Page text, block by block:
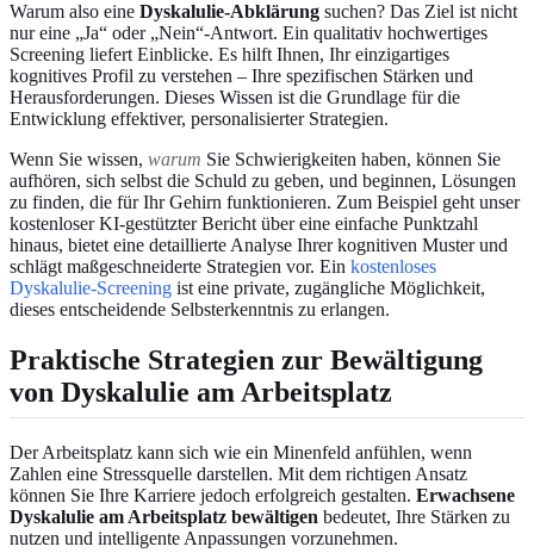
Warum also eine Dyskalulie-Abklärung suchen? Das Ziel ist nicht
nur eine „Ja“ oder „Nein“-Antwort. Ein qualitativ hochwertiges
Screening liefert Einblicke. Es hilft Ihnen, Ihr einzigartiges
kognitives Profil zu verstehen – Ihre spezifischen Stärken und
Herausforderungen. Dieses Wissen ist die Grundlage für die
Entwicklung effektiver, personalisierter Strategien.
Wenn Sie wissen, warum Sie Schwierigkeiten haben, können Sie
aufhören, sich selbst die Schuld zu geben, und beginnen, Lösungen
zu finden, die für Ihr Gehirn funktionieren. Zum Beispiel geht unser
kostenloser KI-gestützter Bericht über eine einfache Punktzahl
hinaus, bietet eine detaillierte Analyse Ihrer kognitiven Muster und
schlägt maßgeschneiderte Strategien vor. Ein kostenloses
Dyskalulie-Screening ist eine private, zugängliche Möglichkeit,
dieses entscheidende Selbsterkenntnis zu erlangen.
Praktische Strategien zur Bewältigung
von Dyskalulie am Arbeitsplatz
Der Arbeitsplatz kann sich wie ein Minenfeld anfühlen, wenn
Zahlen eine Stressquelle darstellen. Mit dem richtigen Ansatz
können Sie Ihre Karriere jedoch erfolgreich gestalten. Erwachsene
Dyskalulie am Arbeitsplatz bewältigen bedeutet, Ihre Stärken zu
nutzen und intelligente Anpassungen vorzunehmen.